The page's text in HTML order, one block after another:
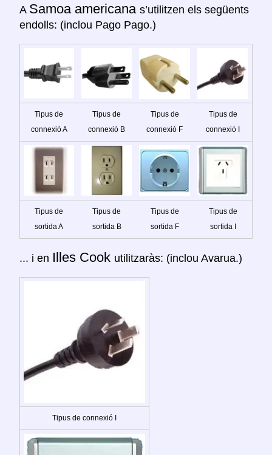
A Samoa americana s’utilitzen els següents
endolls: (inclou Pago Pago.)
Tipus de
connexió A
Tipus de
connexió B
Tipus de
connexió F
Tipus de
connexió I
Tipus de
sortida A
Tipus de
sortida B
Tipus de
sortida F
Tipus de
sortida I
... i en Illes Cook utilitzaràs: (inclou Avarua.)
Tipus de connexió I